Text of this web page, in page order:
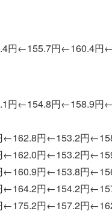
円←155.7円←160.4円
円←154.8円←158.9円
円←153.2円
円←153.2円
円←153.8円
円←154.2円
円←157.2円